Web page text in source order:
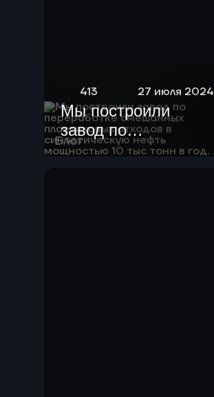
Блог
413 27 июля 2024
Мы построили
завод по
переработке